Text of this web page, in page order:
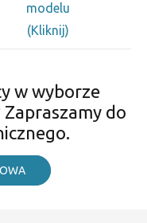
modelu
(Kliknij)
w wyborze
Zapraszamy do